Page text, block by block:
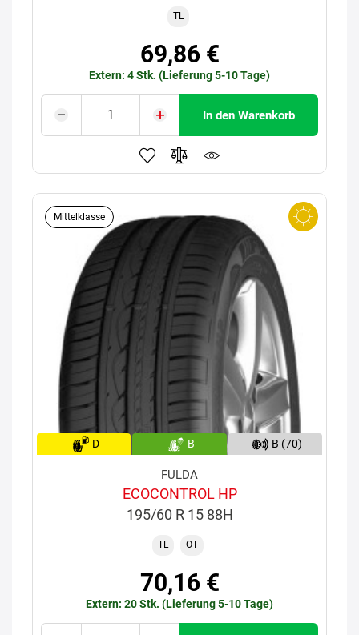
TL
69,86 €
Extern: 4 Stk. (Lieferung 5-10 Tage)
In den Warenkorb
Mittelklasse
D B B (70)
FULDA
ECOCONTROL HP
195/60 R 15 88H
TL OT
70,16 €
Extern: 20 Stk. (Lieferung 5-10 Tage)